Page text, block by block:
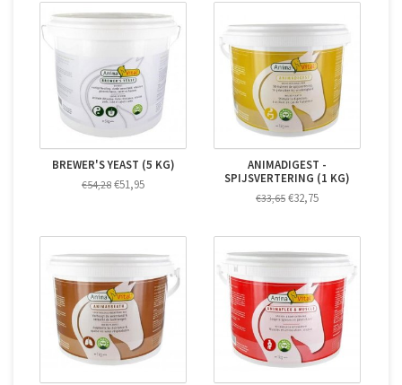
BREWER'S YEAST (5 KG)
€54,28 €51,95
ANIMADIGEST -
SPIJSVERTERING (1 KG)
€33,65 €32,75